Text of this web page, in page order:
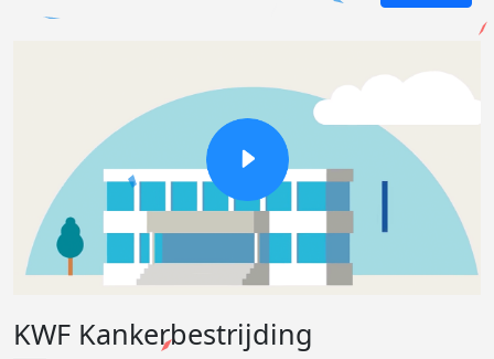
KWF Kankerbestrijding